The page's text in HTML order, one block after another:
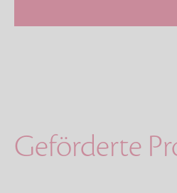
Geförderte